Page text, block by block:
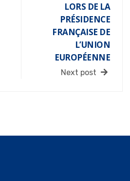
LORS DE LA
PRÉSIDENCE
FRANÇAISE DE
L’UNION
EUROPÉENNE
Next post